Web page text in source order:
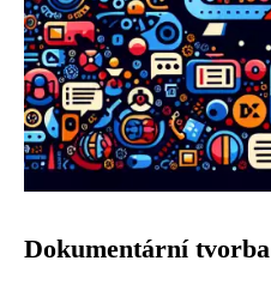
Dokumentární tvorba